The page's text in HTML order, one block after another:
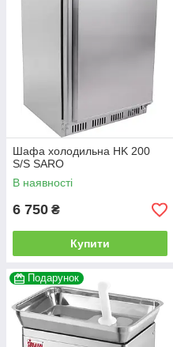
Шафа холодильна HK 200
S/S SARO
В наявності
6 750 ₴
Купити
Подарунок